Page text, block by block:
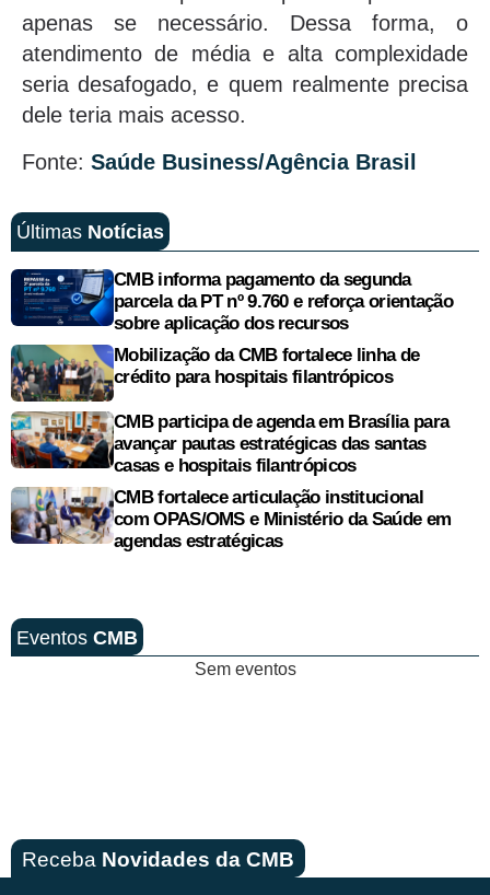
apenas se necessário. Dessa forma, o
atendimento de média e alta complexidade
seria desafogado, e quem realmente precisa
dele teria mais acesso.
Fonte: Saúde Business/Agência Brasil
Últimas Notícias
CMB informa pagamento da segunda
parcela da PT nº 9.760 e reforça orientação
sobre aplicação dos recursos
Mobilização da CMB fortalece linha de
crédito para hospitais filantrópicos
CMB participa de agenda em Brasília para
avançar pautas estratégicas das santas
casas e hospitais filantrópicos
CMB fortalece articulação institucional
com OPAS/OMS e Ministério da Saúde em
agendas estratégicas
Eventos CMB
Sem eventos
Receba Novidades da CMB